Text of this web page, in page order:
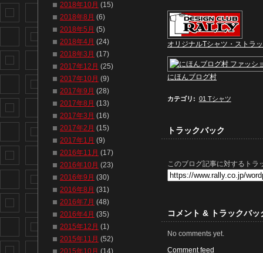
オリジナルTシャツ・ストラ
にほんブログ村
カテゴリ : 01 Tシャツ
トラックバック
このブログ記事に対するトラ
コメント & トラックバッ
No comments yet.
Comment feed
2018年10月 (15)
2018年8月 (6)
2018年5月 (5)
2018年4月 (24)
2018年3月 (17)
2017年12月 (25)
2017年10月 (9)
2017年9月 (28)
2017年8月 (13)
2017年3月 (16)
2017年2月 (15)
2017年1月 (9)
2016年11月 (17)
2016年10月 (23)
2016年9月 (30)
2016年8月 (31)
2016年7月 (48)
2016年4月 (35)
2015年12月 (1)
2015年11月 (52)
2015年10月 (14)